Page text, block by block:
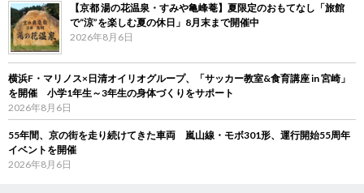
【京都 湯の花温泉・すみや亀峰菴】夏限定のおもてなし「旅館
で“涼”を楽しむ夏の休日」8月末まで開催中
2026年8月6日
横浜F・マリノス×日清オイリオグループ、「サッカー教室&食育講座 in 宮崎」
を開催 小学1年生～3年生の身体づくりをサポート
2026年8月6日
55年間、京の街を走り続けてきた車両 嵐山線・モボ301形、運行開始55周年
イベントを開催
2026年8月6日